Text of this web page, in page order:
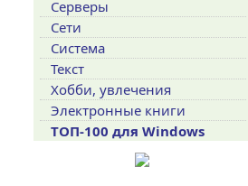
Серверы
Сети
Система
Текст
Хобби, увлечения
Электронные книги
ТОП-100 для Windows